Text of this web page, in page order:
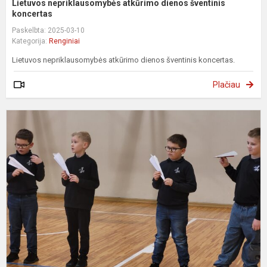
Lietuvos nepriklausomybės atkūrimo dienos šventinis
koncertas
Paskelbta: 2025-03-10
Kategorija: Renginiai
Lietuvos nepriklausomybės atkūrimo dienos šventinis koncertas.
Plačiau